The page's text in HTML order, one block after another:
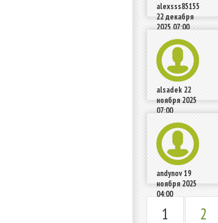
alexsss85155
22 декабря
2025 07:00
alsadek 22
ноября 2025
07:00
andynov19
ноября 2025
04:00
1 2